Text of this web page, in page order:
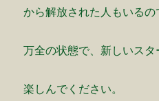
から解放された人もいるの
万全の状態で、新しいスタ
楽しんでください。